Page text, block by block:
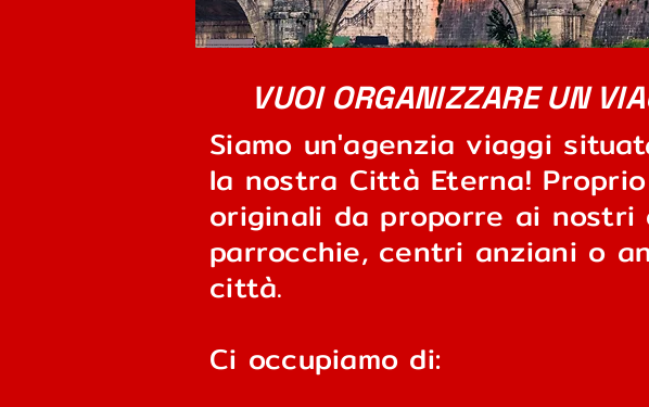
VUOI ORGANIZZARE UN
Siamo un'agenzia viaggi
la nostra Città Eterna!
originali da proporre ai nostri
parrocchie, centri anziani o
città.
Ci occupiamo di: